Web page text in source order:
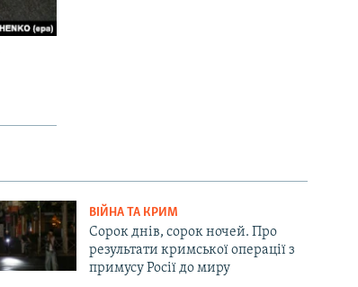
ВІЙНА ТА КРИМ
Сорок днів, сорок ночей. Про
результати кримської операції з
примусу Росії до миру